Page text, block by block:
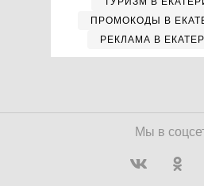
ПРОМОКОДЫ В
РЕКЛАМА В
Мы в